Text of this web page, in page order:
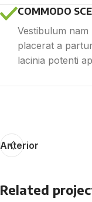
COMMODO
Vestibulum
placerat a
lacinia potenti
Anterior
Related